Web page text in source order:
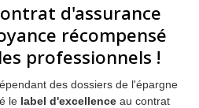
d'assurance
récompensé
professionnels !
des dossiers de l'épargne
le label d'excellenceau contrat